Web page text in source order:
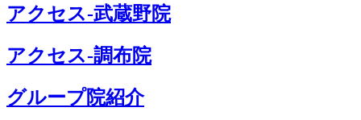
アクセス-武蔵野院
アクセス-調布院
グループ院紹介